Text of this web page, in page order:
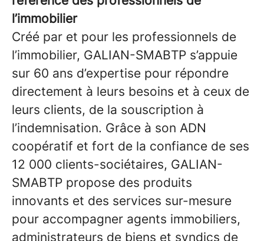
l’immobilier
Créé par et pour les professionnels de
l’immobilier, GALIAN-SMABTP s’appuie
sur 60 ans d’expertise pour répondre
directement à leurs besoins et à ceux de
leurs clients, de la souscription à
l’indemnisation. Grâce à son ADN
coopératif et fort de la confiance de ses
12 000 clients-sociétaires, GALIAN-
SMABTP propose des produits
innovants et des services sur-mesure
pour accompagner agents immobiliers,
administrateurs de biens et syndics de